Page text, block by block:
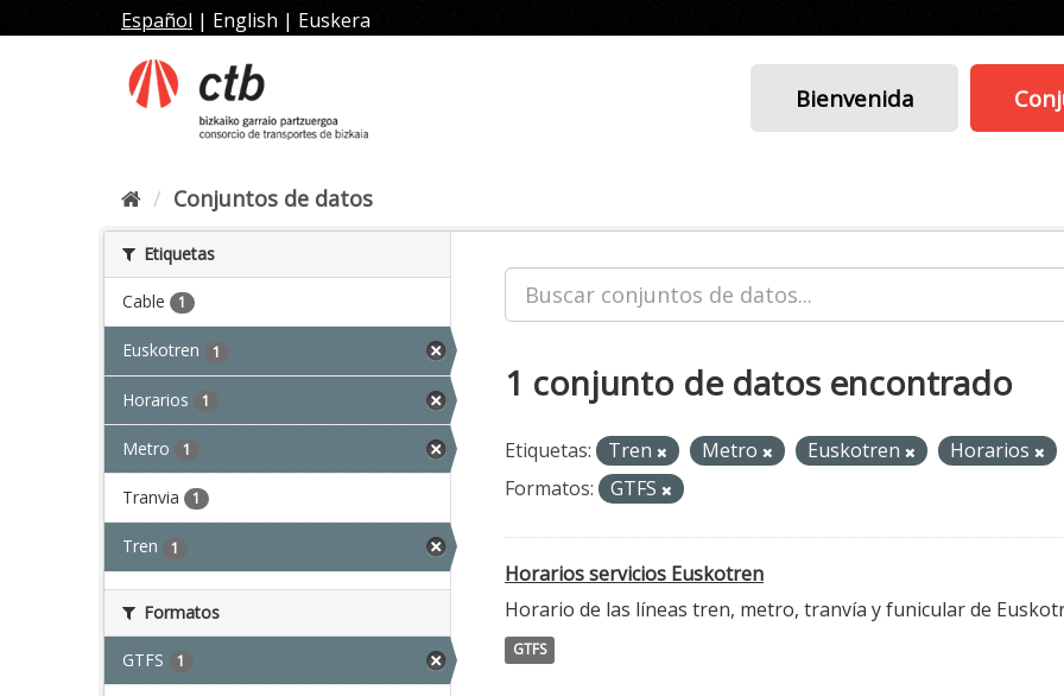
al
Español | English | Euskera
Bienvenida
Conjuntos de datos
Etiquetas
Cable 1
Euskotren 1
Horarios 1
Metro 1
Tranvia 1
Tren 1
Formatos
GTFS 1
1 conjunto de datos encontrado
Etiquetas: Tren Metro Euskotren
Horarios
Formatos:
GTFS
Horarios servicios Euskotren
Horario de las líneas tren, metro, tranvía y funicular de
GTFS